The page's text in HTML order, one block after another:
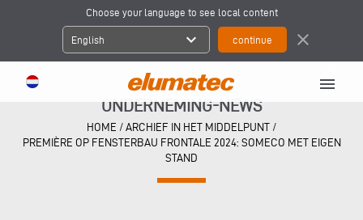
Choose your language to see local content
English expand_more close
menu
ONDERNEMING-NEWS
HOME / ARCHIEF IN HET MIDDELPUNT /
PREMIÈRE OP FENSTERBAU FRONTALE 2024: SOMECO MET EIGEN
STAND